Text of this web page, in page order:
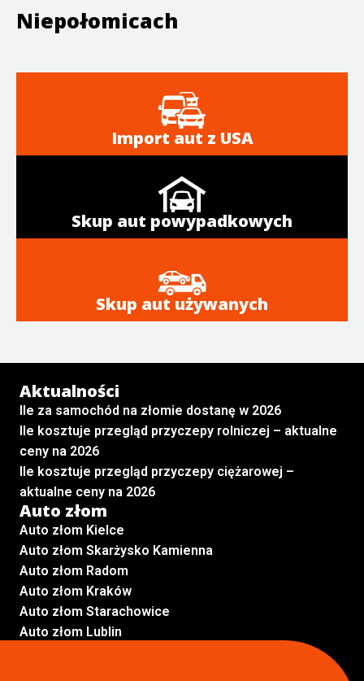
Niepołomicach
Import aut z USA
Skup aut powypadkowych
Skup aut używanych
Aktualności
Ile za samochód na złomie dostanę w 2026
Ile kosztuje przegląd przyczepy rolniczej – aktualne
ceny na 2026
Ile kosztuje przegląd przyczepy ciężarowej –
aktualne ceny na 2026
Auto złom
Auto złom Kielce
Auto złom Skarżysko Kamienna
Auto złom Radom
Auto złom Kraków
Auto złom Starachowice
Auto złom Lublin